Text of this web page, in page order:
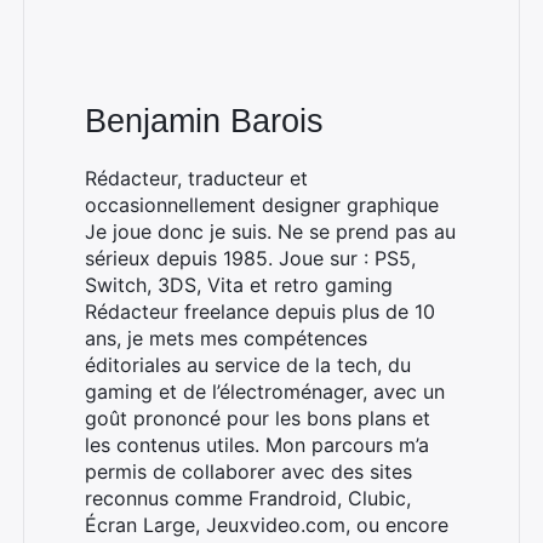
Benjamin Barois
Rédacteur, traducteur et
occasionnellement designer graphique
Je joue donc je suis. Ne se prend pas au
sérieux depuis 1985. Joue sur : PS5,
Switch, 3DS, Vita et retro gaming
Rédacteur freelance depuis plus de 10
ans, je mets mes compétences
éditoriales au service de la tech, du
gaming et de l’électroménager, avec un
goût prononcé pour les bons plans et
les contenus utiles. Mon parcours m’a
permis de collaborer avec des sites
reconnus comme Frandroid, Clubic,
Écran Large, Jeuxvideo.com, ou encore